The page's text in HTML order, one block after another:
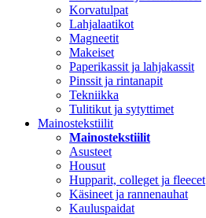
Korvatulpat
Lahjalaatikot
Magneetit
Makeiset
Paperikassit ja lahjakassit
Pinssit ja rintanapit
Tekniikka
Tulitikut ja sytyttimet
Mainostekstiilit
Mainostekstiilit
Asusteet
Housut
Hupparit, colleget ja fleecet
Käsineet ja rannenauhat
Kauluspaidat